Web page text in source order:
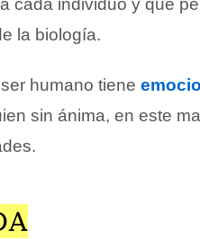
cada individuo y que
la biología.
humano tiene
sin ánima, en este